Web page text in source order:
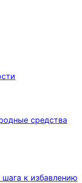
средства
к избавлению